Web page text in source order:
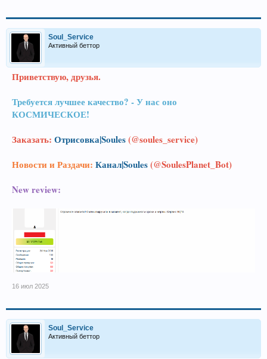
Soul_Service
Активный беттор
Приветствую, друзья.
Требуется лучшее качество? - У нас оно
КОСМИЧЕСКОЕ!
Заказать: Отрисовка|Soules(@soules_service)
Новости и Раздачи: Канал|Soules(@SoulesPlanet_Bot)
New review:
16 июл 2025
Soul_Service
Активный беттор